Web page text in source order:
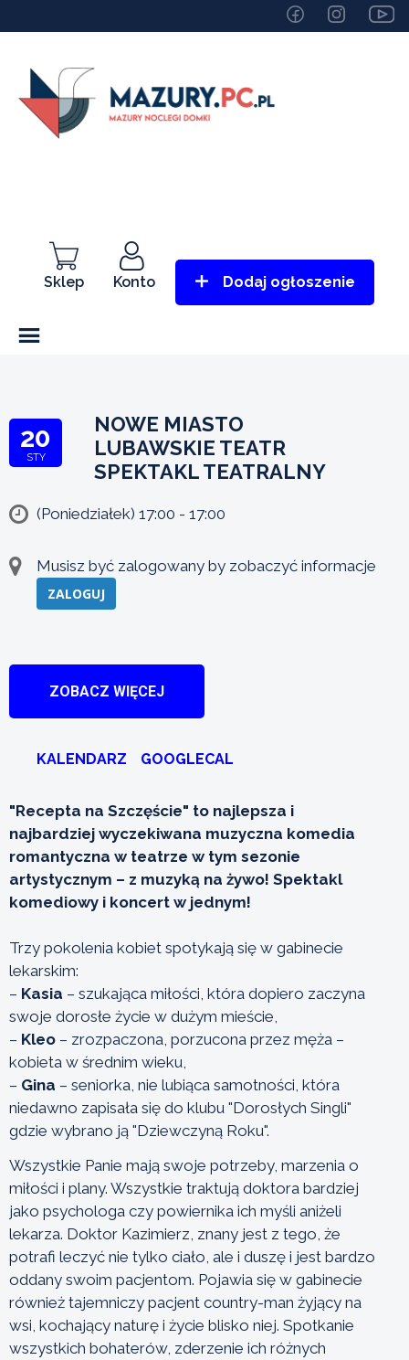
Sklep Konto Dodaj ogłoszenie
20
STY
NOWE MIASTO
LUBAWSKIE TEATR
SPEKTAKL TEATRALNY
(Poniedziałek) 17:00 - 17:00
Musisz być zalogowany by zobaczyć informacje
ZALOGUJ
ZOBACZ WIĘCEJ
KALENDARZ GOOGLECAL
"Recepta na Szczęście" to najlepsza i
najbardziej wyczekiwana muzyczna komedia
romantyczna w teatrze w tym sezonie
artystycznym – z muzyką na żywo! Spektakl
komediowy i koncert w jednym!
Trzy pokolenia kobiet spotykają się w gabinecie
lekarskim:
– Kasia – szukająca miłości, która dopiero zaczyna
swoje dorosłe życie w dużym mieście,
– Kleo – zrozpaczona, porzucona przez męża –
kobieta w średnim wieku,
– Gina – seniorka, nie lubiąca samotności, która
niedawno zapisała się do klubu "Dorosłych Singli"
gdzie wybrano ją "Dziewczyną Roku".
Wszystkie Panie mają swoje potrzeby, marzenia o
miłości i plany. Wszystkie traktują doktora bardziej
jako psychologa czy powiernika ich myśli aniżeli
lekarza. Doktor Kazimierz, znany jest z tego, że
potrafi leczyć nie tylko ciało, ale i duszę i jest bardzo
oddany swoim pacjentom. Pojawia się w gabinecie
również tajemniczy pacjent country-man żyjący na
wsi, kochający naturę i życie blisko niej. Spotkanie
wszystkich bohaterów, zderzenie ich różnych